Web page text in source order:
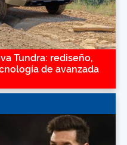
Tundra: rediseño,
de avanzada